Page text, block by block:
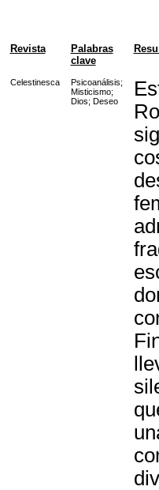
Revista
Palabras
clave
Celestinesca Psicoanálisis;
Misticismo;
Dios; Deseo